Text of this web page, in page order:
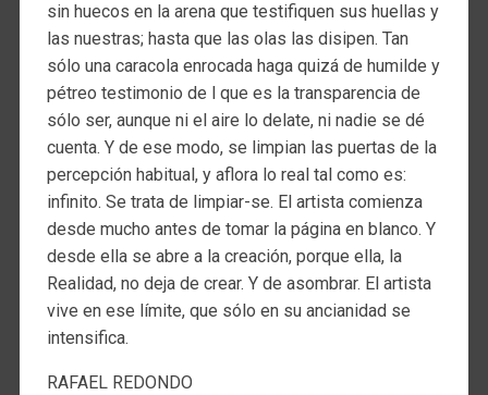
sin huecos en la arena que testifiquen sus huellas y
las nuestras; hasta que las olas las disipen. Tan
sólo una caracola enrocada haga quizá de humilde y
pétreo testimonio de l que es la transparencia de
sólo ser, aunque ni el aire lo delate, ni nadie se dé
cuenta. Y de ese modo, se limpian las puertas de la
percepción habitual, y aflora lo real tal como es:
infinito. Se trata de limpiar-se. El artista comienza
desde mucho antes de tomar la página en blanco. Y
desde ella se abre a la creación, porque ella, la
Realidad, no deja de crear. Y de asombrar. El artista
vive en ese límite, que sólo en su ancianidad se
intensifica.
RAFAEL REDONDO